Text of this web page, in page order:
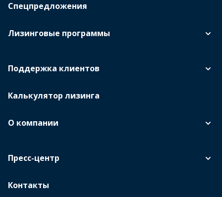
Спецпредложения
Лизинговые программы
Поддержка клиентов
Калькулятор лизинга
О компании
Пресс-центр
Контакты